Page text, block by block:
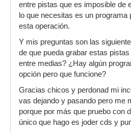
entre pistas que es imposible de
lo que necesitas es un programa
esta operación.
Y mis preguntas son las
de que pueda grabar estas
entre medias? ¿Hay algún
opción pero que funcione?
Gracias chicos y perdonad mi
vas dejando y pasando pero me
porque por más que pruebo con
único que hago es joder cds y